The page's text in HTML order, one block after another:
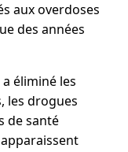
aux overdoses
des années
éliminé les
les drogues
de santé